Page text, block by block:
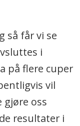
så får vi se
i
på flere cuper
vil
gjøre oss
resultater i